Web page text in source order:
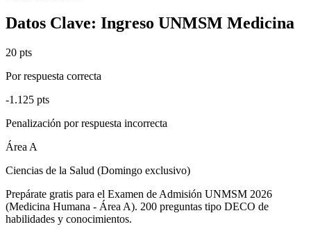
Datos Clave: Ingreso UNMSM Medicina
20 pts
Por respuesta correcta
-1.125 pts
Penalización por respuesta incorrecta
Área A
Ciencias de la Salud (Domingo exclusivo)
Prepárate gratis para el Examen de Admisión UNMSM 2026
(Medicina Humana - Área A). 200 preguntas tipo DECO de
habilidades y conocimientos.